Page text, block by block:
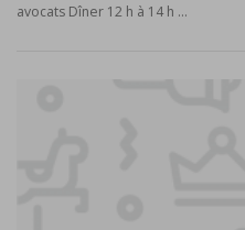
avocats Dîner 12 h à 14 h …